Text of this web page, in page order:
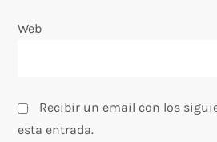
Web
Recibir un email con los
esta entrada.